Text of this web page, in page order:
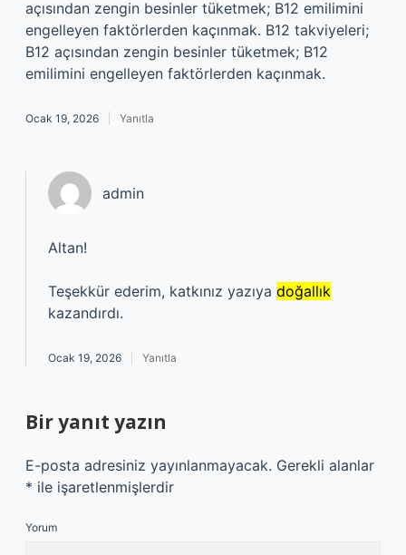
açısından zengin besinler tüketmek; B12 emilimini
engelleyen faktörlerden kaçınmak. B12 takviyeleri;
B12 açısından zengin besinler tüketmek; B12
emilimini engelleyen faktörlerden kaçınmak.
Ocak 19, 2026 Yanıtla
admin
Altan!
Teşekkür ederim, katkınız yazıya doğallık
kazandırdı.
Ocak 19, 2026 Yanıtla
Bir yanıt yazın
E-posta adresiniz yayınlanmayacak. Gerekli alanlar
* ile işaretlenmişlerdir
Yorum